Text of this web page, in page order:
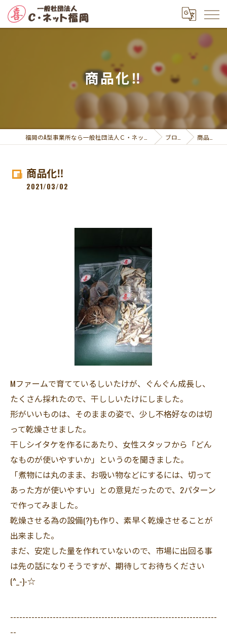
商品化‼
ブログ 商品化‼
商品化‼
2021/03/02
Mファームで育てているしいたけが、ぐんぐん成長し、
たくさん採れたので、干ししいたけにしました。
形がいいものは、そのままの姿で、少し不格好なのは切
って乾燥させました。
干しシイタケを作るにあたり、女性スタッフから「どん
なものが使いやすいか」というのを聞きました。
「煮物には丸のまま、お吸い物などにするには、切って
あった方が使いやすい」との意見だったので、2パターン
で作ってみました。
乾燥させる為の設備(?)も作り、素早く乾燥させることが
出来ました。
まだ、安定した量を作れていないので、市場に出回る事
は先の話になりそうですが、期待してお待ちください
(^_-)-☆
--------------------------------------------------------------------
--